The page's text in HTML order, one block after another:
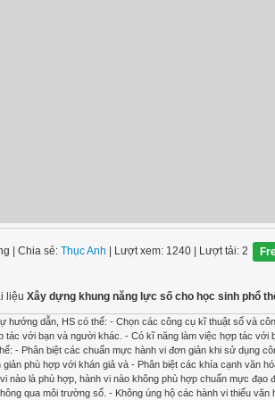
Chia sẻ: Thục Anh | Lượt xem: 1240 | Lượt tải: 2
liệu Xây dựng khung năng lực số cho học sinh phổ
hợp, hành vi nào không phù hợp chuẩn mực đạo đức trong môi trường số. - Không sử dụng ngôn từ, hình ảnh biểu tượng phản cảm, nhằm tổn hại tới người khác thông qua môi trường số. - Không úng hộ các hành vi thiếu văn hóa của người khác khi hoạt động trong môi trường số. 2.6. Quản lí định danh cá nhân Với sự hướng dẫn, HS có thể: - Xác định danh tính trong môi trường kĩ thuật số. - Mô tả các cách đơn giản để bảo vệ danh tiếng của HS trực tuyến. - Biết lựa chọn các thông tin tối thiểu về bản thân trong môi trường kĩ thuật số. - Biết cách đơn giản để bảo vệ thông tin cá nhân trong môi trường số. - Không cung cấp thông tin cá nhân cho người khác. 9SỐ ĐẶC BIỆT THÁNG 01/2021 Lĩnh vực NL/ Competence area2 Cấp Tiểu học Mô tả chi tiết - Nhận ra dữ liệu đơn giản do HS sản xuất thông qua các công cụ, môi trường hoặc dịch vụ kĩ thuật số. 3. Tạo lập nội dung số 3.1. Phát triển nội dung số Với sự hướng dẫn, HS có thể: - Xác định các cách tạo và chỉnh sửa nội dung đơn giản ở các định dạng đơn giản, - Chọn cách thể hiện bản thân thông qua việc tạo ra các phương tiện kĩ thuật số đơn giản. - Biết cách và lựa chọn cách thức chỉnh sửa tranh, ảnh, text trên một số công cụ số như paint, microsoft word, microsoft power point, pioint blogs cá nhân, facebook cá nhân. - Biết cách chia sẻ ý kiến, quan điểm trên các phương tiện, nền tảng số như. 3.2. Tích hợp và tinh chỉnh nội dung số Với sự hướng dẫn, HS có thể: - Chọn các cách để sửa đổi, tinh chỉnh, cải tiến và tích hợp các mục đơn giản của nội dung và thông tin mới để tạo ra các mục mới và nguyên bản. - Biết cách chỉnh, lựa chọn được công cụ để kết hợp dữ liệu như đồ họa, văn bản, video, âm thanh vào một nội dung văn bản, nội dung trình chiếu. - Sử dụng được một số công cụ trình chiếu (PowerPoint hoặc tương tự), trình chỉnh sửa tài liệu (Word hoặc tương tự) và ứng dụng web như: canvas/bảng trực tuyến (OneNote hoặc tương tự) để chỉnh sửa các nội dung số theo mong muốn. - Biết cách xuất các nội dung chuẩn bị sang các dạng text, hình ảnh, audio, video theo mục đích để chia sẻ trực tiếp hay trên môi trường trực tuyến. 3.3. Bản quyền Với sự hướng dẫn, HS có thể: - Xác định các quy tắc đơn giản về bản quyền và giấy phép áp dụng cho dữ liệu, thông tin và và nội dung số. - Hiểu được các quy định về tôn trọng bản quyền, tôn trọng các dữ liệu thông tin của người khác như không xóa, chỉnh sửa, sao chép các dữ liệu, sản phẩm của người khác. - Có ý thức và biết cách giữ bản quyền sản phẩm của cá nhân mình tạo ra. 3.4. Lập trình Với sự hướng dẫn, HS có thể: - Liệt kê các bước đơn giản cho hệ thống máy tính để giải quyết một vấn đề đơn giản hoặc thực hiện một nhiệm vụ đơn giản. - Bước đầu biết cách sử dụng ngôn ngữ lập trình trực quan theo cách kéo thả như Scratch để thực hiện một nhiệm vụ đơn giản. 4. An toàn kĩ thuật số 4.1. Bảo vệ thiết bị Với sự hướng dẫn, HS có thể: - Xác định các cách đơn giản để bảo vệ thiết bị và nội dung kĩ thuật số của HS; - Phân biệt các rủi ro và mối đe dọa đơn giản trong môi trường kĩ thuật số; - Chọn các biện pháp an toàn và bảo mật đơn giản; - Xác định các cách đơn giản để đánh giá đúng mức độ tin cậy và quyền riêng tư. - Biết cách sử dụng các thiết bị số phổ biến như máy tính, các thiết bị ngoại vi cơ bản như máy in, tai nghe, loa theo đúng hướng dẫn. - Biết cách thiết lập biện pháp an toàn cơ bản như đặt mật khẩu